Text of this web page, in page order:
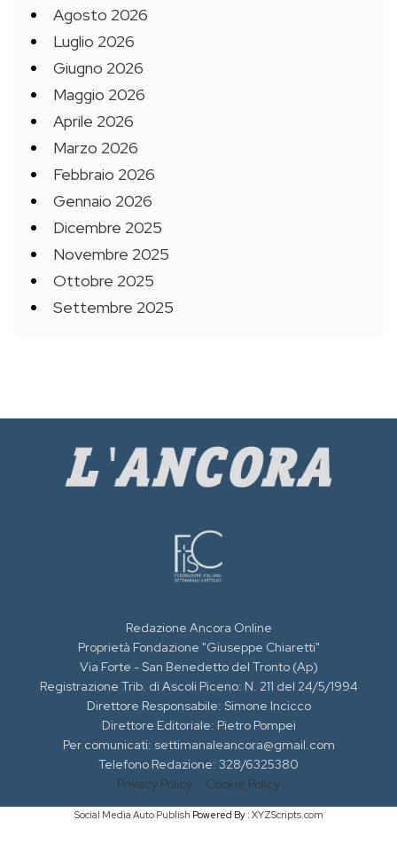
Agosto 2026
Luglio 2026
Giugno 2026
Maggio 2026
Aprile 2026
Marzo 2026
Febbraio 2026
Gennaio 2026
Dicembre 2025
Novembre 2025
Ottobre 2025
Settembre 2025
Redazione Ancora Online
Proprietà Fondazione "Giuseppe Chiaretti"
Via Forte - San Benedetto del Tronto (Ap)
Registrazione Trib. di Ascoli Piceno: N. 211 del 24/5/1994
Direttore Responsabile: Simone Incicco
Direttore Editoriale: Pietro Pompei
Per comunicati: settimanaleancora@gmail.com
Telefono Redazione: 328/6325380
Privacy Policy
Cookie Policy
Social Media Auto Publish Powered By : XYZScripts.com